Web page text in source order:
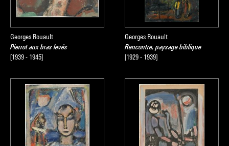
Georges Rouault
Pierrot aux bras levés
[1939 - 1945]
Georges Rouault
Rencontre, paysage biblique
[1929 - 1939]